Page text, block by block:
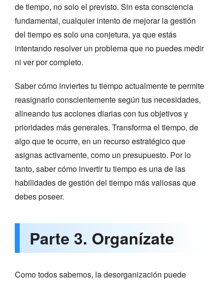
de tiempo, no solo el previsto. Sin esta consciencia
fundamental, cualquier intento de mejorar la gestión
del tiempo es solo una conjetura, ya que estás
intentando resolver un problema que no puedes medir
ni ver por completo.
Saber cómo inviertes tu tiempo actualmente te permite
reasignarlo conscientemente según tus necesidades,
alineando tus acciones diarias con tus objetivos y
prioridades más generales. Transforma el tiempo, de
algo que te ocurre, en un recurso estratégico que
asignas activamente, como un presupuesto. Por lo
tanto, saber cómo invertir tu tiempo es una de las
habilidades de gestión del tiempo más valiosas que
debes poseer.
Parte 3. Organízate
Como todos sabemos, la desorganización puede